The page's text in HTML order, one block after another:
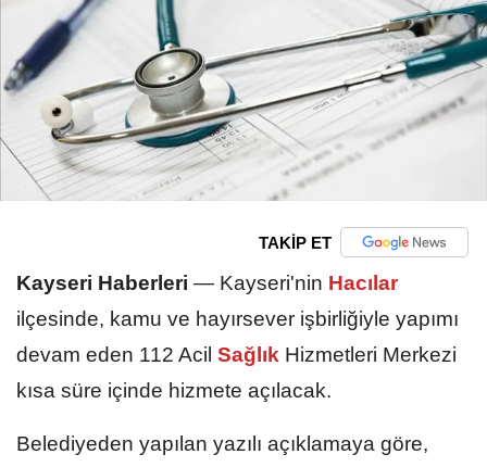
TAKİP ET
Kayseri Haberleri — Kayseri'nin Hacılar
ilçesinde, kamu ve hayırsever işbirliğiyle yapımı
devam eden 112 Acil Sağlık Hizmetleri Merkezi
kısa süre içinde hizmete açılacak.
Belediyeden yapılan yazılı açıklamaya göre,